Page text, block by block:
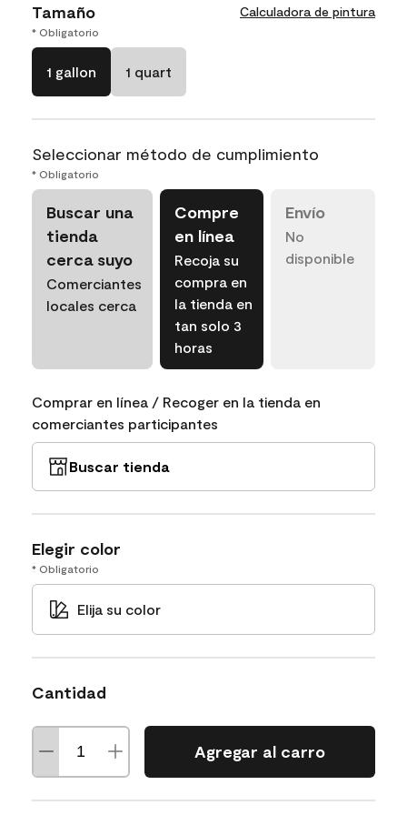
Tamaño Calculadora de pintura
* Obligatorio
1 gallon 1 quart
Seleccionar método de cumplimiento
* Obligatorio
Buscar una
tienda
cerca suyo
Comerciantes
locales cerca
Compre
en línea
Recoja su
compra en
la tienda en
tan solo 3
horas
Envío
No
disponible
Comprar en línea / Recoger en la tienda en
comerciantes participantes
Buscar tienda
Elegir color
* Obligatorio
Elija su color
Cantidad
Agregar al carro